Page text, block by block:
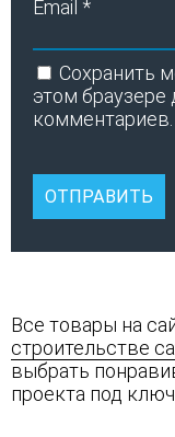
Email *
Сохранить
этом
комментариев.
Все товары на
строительстве
выбрать
проекта под ключ.